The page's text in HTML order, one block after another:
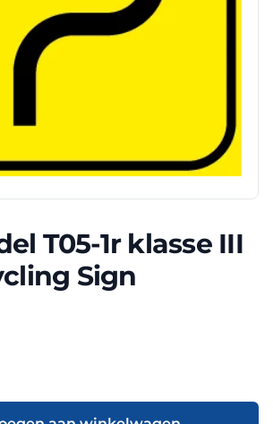
T05-1r klasse III
Sign